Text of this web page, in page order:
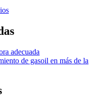
adecuada
de gasoil en más de la